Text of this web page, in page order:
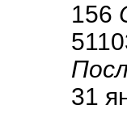
156
31